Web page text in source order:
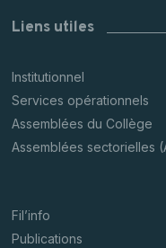
Liens utiles
Institutionnel
Services opérationnels
Assemblées du Collège
Assemblées sectorielles
Fil’info
Publications